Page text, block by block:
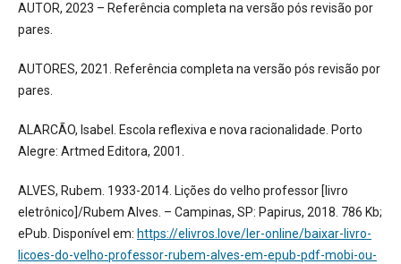
AUTOR, 2023 – Referência completa na versão pós revisão por
pares.
AUTORES, 2021. Referência completa na versão pós revisão por
pares.
ALARCÃO, Isabel. Escola reflexiva e nova racionalidade. Porto
Alegre: Artmed Editora, 2001.
ALVES, Rubem. 1933-2014. Lições do velho professor [livro
eletrônico]/Rubem Alves. – Campinas, SP: Papirus, 2018. 786 Kb;
ePub. Disponível em: https://elivros.love/ler-online/baixar-livro-
licoes-do-velho-professor-rubem-alves-em-epub-pdf-mobi-ou-